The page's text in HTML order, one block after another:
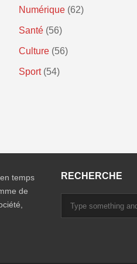
Numérique (62)
Santé (56)
Culture (56)
Sport (54)
temps
de
RECHERCHE